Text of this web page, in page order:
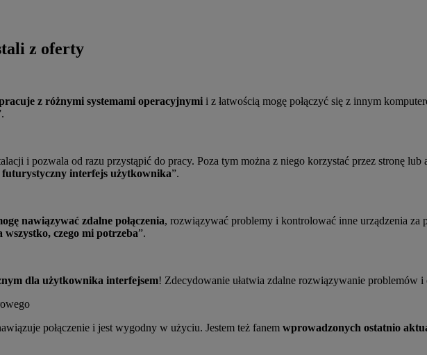
z oferty
z różnymi systemami operacyjnymi i z łatwością mogę połączyć się z innym
i pozwala od razu przystąpić do pracy. Poza tym można z niego korzystać przez stronę
futurystyczny interfejs użytkownika”.
nawiązywać zdalne połączenia, rozwiązywać problemy i kontrolować inne urządzenia
czego mi potrzeba”.
dla użytkownika interfejsem! Zdecydowanie ułatwia zdalne rozwiązywanie problemów
połączenie i jest wygodny w użyciu. Jestem też fanem wprowadzonych ostatnio